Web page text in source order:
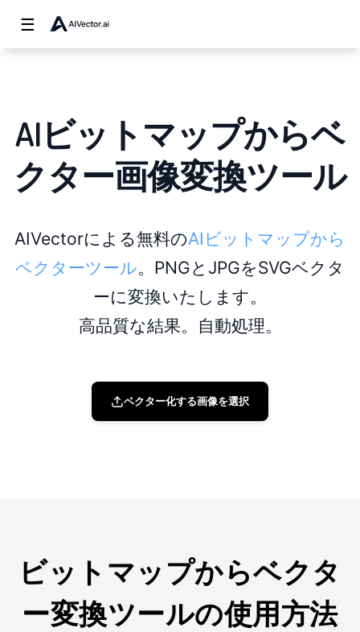
☰
AIビットマップからベ
クター画像変換ツール
AIVectorによる無料のAIビットマップから
ベクターツール。PNGとJPGをSVGベクタ
ーに変換いたします。
高品質な結果。自動処理。
ベクター化する画像を選択
ビットマップからベクタ
ー変換ツールの使用方法